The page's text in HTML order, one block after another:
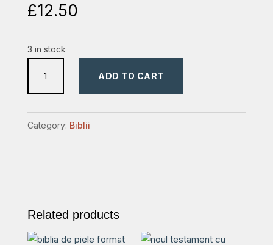
£12.50
3 in stock
testament
ADD TO CART
Category: Biblii
Related products